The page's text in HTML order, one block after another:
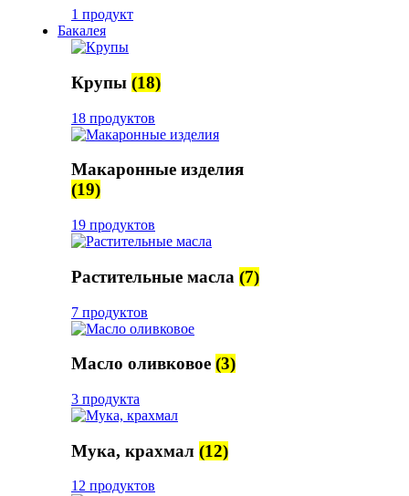
1 продукт
Бакалея
Крупы (18)
18 продуктов
Макаронные изделия
(19)
19 продуктов
Растительные масла (7)
7 продуктов
Масло оливковое (3)
3 продукта
Мука, крахмал (12)
12 продуктов